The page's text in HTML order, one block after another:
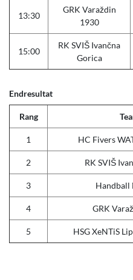
13:30
GRK Varaždin
1930
15:00
RK SVIŠ Ivančna
Gorica
Endresultat
Rang
1 HC Fivers
2 RK SVIŠ
3 Handball
4 GRK
5 HSG XeNTiS